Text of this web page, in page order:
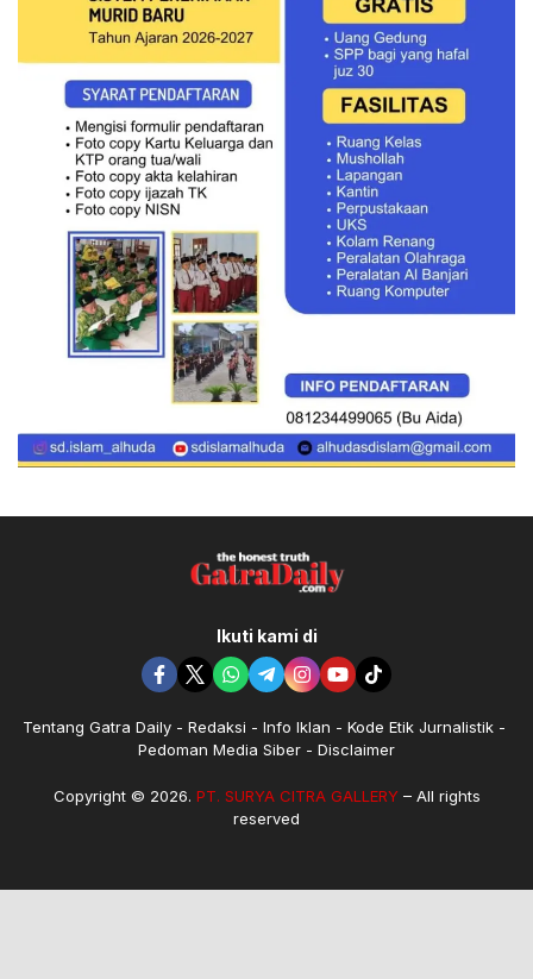
Ikuti kami di
Tentang Gatra Daily Redaksi Info Iklan
Kode Etik Jurnalistik
Pedoman Media Siber
Disclaimer
Copyright © 2026. PT. SURYA CITRA GALLERY– All rights
reserved